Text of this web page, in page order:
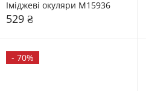
Іміджеві окуляри М15936
529 ₴
- 70%